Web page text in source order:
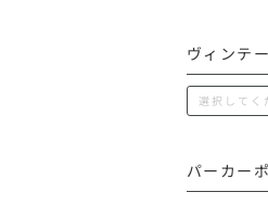
ヴィンテ
パーカー